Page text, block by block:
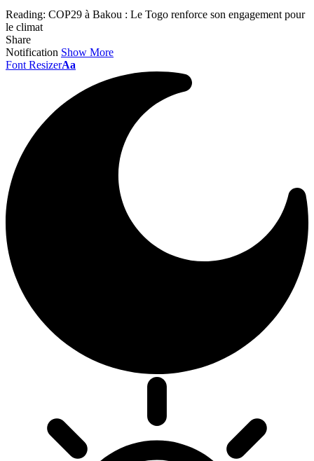
Reading: COP29 à Bakou : Le Togo renforce son engagement pour
le climat
Share
Notification Show More
Font ResizerAa